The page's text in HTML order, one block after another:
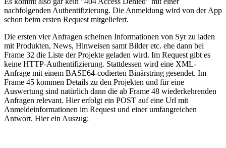
nachfolgenden Authentifizierung. Die Anmeldung wird von der App
schon beim ersten Request mitgeliefert.
Die ersten vier Anfragen scheinen Informationen von Syr zu laden
mit Produkten, News, Hinweisen samt Bilder etc. ehe dann bei
Frame 32 die Liste der Projekte geladen wird. Im Request gibt es
keine HTTP-Authentifizierung. Stattdessen wird eine XML-
Anfrage mit einem BASE64-codierten Binärstring gesendet. Im
Frame 45 kommen Details zu den Projekten und für eine
Auswertung sind natürlich dann die ab Frame 48 wiederkehrenden
Anfragen relevant. Hier erfolgt ein POST auf eine Url mit
Anmeldeinformationen im Request und einer umfangreichen
Antwort. Hier ein Auszug: